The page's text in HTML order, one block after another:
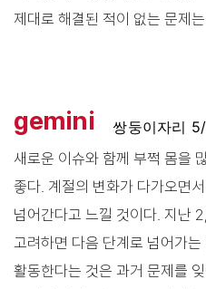
제대로 해결된 적이 없는 문제
gemini
쌍둥이자리
새로운 이슈와 함께 부쩍 몸을
좋다. 계절의 변화가 다가오면
넘어간다고 느낄 것이다. 지난
고려하면 다음 단계로 넘어가
활동한다는 것은 과거 문제를